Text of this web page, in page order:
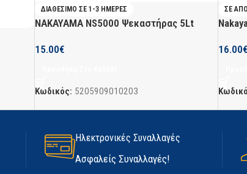
ΔΙΑΘΈΣΙΜΟ ΣΕ 1-3 ΗΜΈΡΕΣ
NAKAYAMA NS5000 Ψεκαστήρας 5Lt
15.00€
Κωδικός: 5205909010203
ΣΕ
16.00€
Ηλεκτρονικές Συναλλαγές
Ασφαλείς Συναλλαγές!